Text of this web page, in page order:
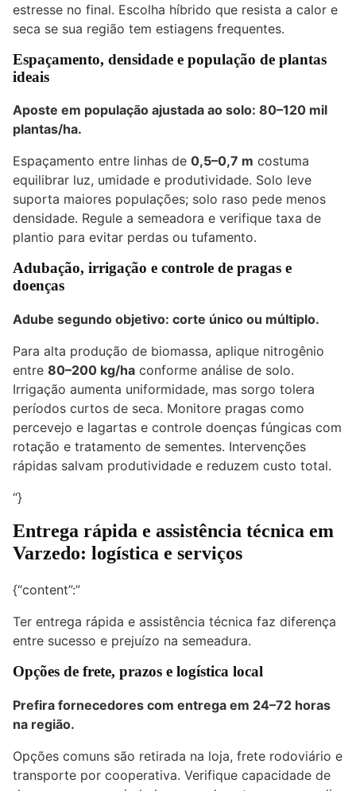
estresse no final. Escolha híbrido que resista a calor e
seca se sua região tem estiagens frequentes.
Espaçamento, densidade e população de plantas
ideais
Aposte em população ajustada ao solo: 80–120 mil
plantas/ha.
Espaçamento entre linhas de 0,5–0,7 m costuma
equilibrar luz, umidade e produtividade. Solo leve
suporta maiores populações; solo raso pede menos
densidade. Regule a semeadora e verifique taxa de
plantio para evitar perdas ou tufamento.
Adubação, irrigação e controle de pragas e
doenças
Adube segundo objetivo: corte único ou múltiplo.
Para alta produção de biomassa, aplique nitrogênio
entre 80–200 kg/ha conforme análise de solo.
Irrigação aumenta uniformidade, mas sorgo tolera
períodos curtos de seca. Monitore pragas como
percevejo e lagartas e controle doenças fúngicas com
rotação e tratamento de sementes. Intervenções
rápidas salvam produtividade e reduzem custo total.
“}
Entrega rápida e assistência técnica em
Varzedo: logística e serviços
{“content”:”
Ter entrega rápida e assistência técnica faz diferença
entre sucesso e prejuízo na semeadura.
Opções de frete, prazos e logística local
Prefira fornecedores com entrega em 24–72 horas
na região.
Opções comuns são retirada na loja, frete rodoviário e
transporte por cooperativa. Verifique capacidade de